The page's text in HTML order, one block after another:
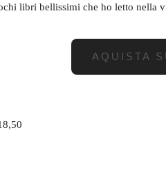
libri bellissimi che ho letto nella
AQUISTA